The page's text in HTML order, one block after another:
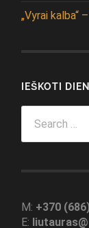
„Vyrai kalba“
IEŠKOTI
for:
M: +370
E: